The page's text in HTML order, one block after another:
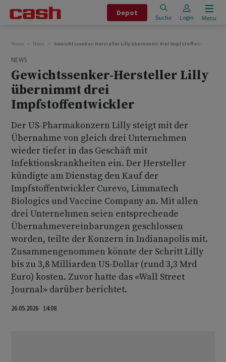
Depot
Suche Login Menu
Home News Gewichtssenker-Hersteller Lilly übernimmt drei Impfstoffentwickler
NEWS
Gewichtssenker-Hersteller Lilly
übernimmt drei
Impfstoffentwickler
Der US-Pharmakonzern Lilly steigt mit der
Übernahme von gleich drei Unternehmen
wieder tiefer in das Geschäft mit
Infektionskrankheiten ein. Der Hersteller
kündigte am Dienstag den Kauf der
Impfstoffentwickler Curevo, Limmatech
Biologics und Vaccine Company an. Mit allen
drei Unternehmen seien entsprechende
Übernahmevereinbarungen geschlossen
worden, teilte der Konzern in Indianapolis mit.
Zusammengenommen könnte der Schritt Lilly
bis zu 3,8 Milliarden US-Dollar (rund 3,3 Mrd
Euro) kosten. Zuvor hatte das «Wall Street
Journal» darüber berichtet.
26.05.2026 14:08